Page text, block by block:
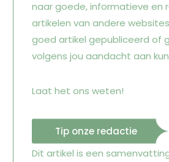
naar goede, informatieve en
artikelen van andere
goed artikel gepubliceerd of
volgens jou aandacht aan
Laat het ons weten!
Tip onze redactie
Dit artikel is een